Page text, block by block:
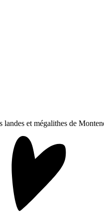
landes et mégalithes de